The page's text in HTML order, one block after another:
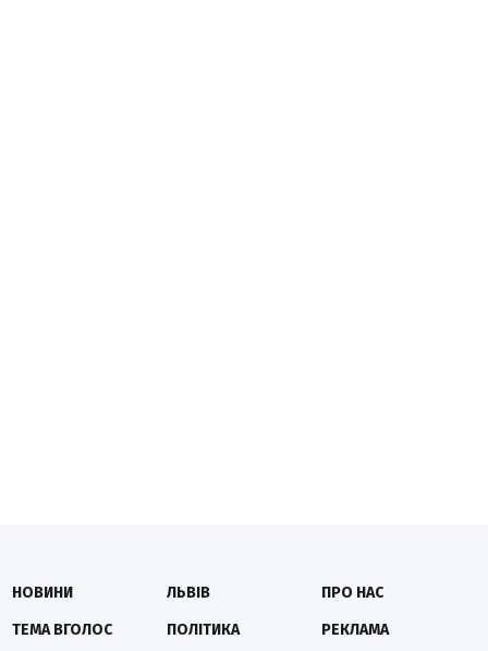
НОВИНИ
ТЕМА ВГОЛОС
ЛЬВІВ
ПОЛІТИКА
ПРО НАС
РЕКЛАМА